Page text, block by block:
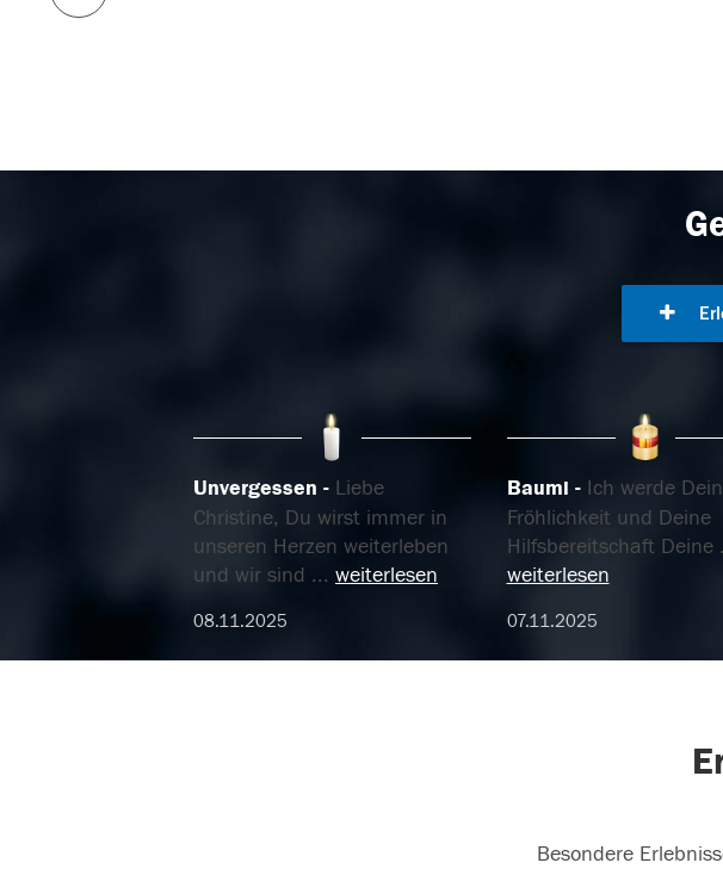
Unvergessen
Liebe
Christine, Du wirst immer in
unseren Herzen weiterleben
und wir sind ... weiterlesen
08.11.2025
Baumi
Ich werde
Fröhlichkeit und Deine
Hilfsbereitschaft Deine
weiterlesen
07.11.2025
Besondere